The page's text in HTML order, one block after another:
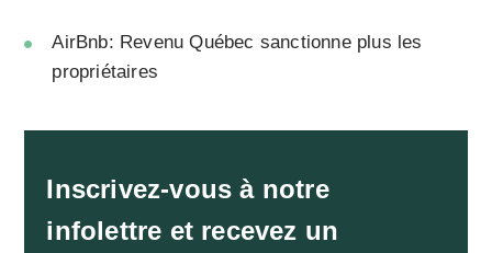
AirBnb: Revenu Québec sanctionne plus les
propriétaires
Inscrivez-vous à notre
infolettre et recevez un